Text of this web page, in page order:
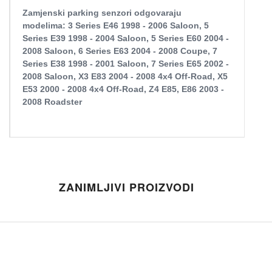
Zamjenski parking senzori odgovaraju
modelima: 3 Series E46 1998 - 2006 Saloon, 5
Series E39 1998 - 2004 Saloon, 5 Series E60 2004 -
2008 Saloon, 6 Series E63 2004 - 2008 Coupe, 7
Series E38 1998 - 2001 Saloon, 7 Series E65 2002 -
2008 Saloon, X3 E83 2004 - 2008 4x4 Off-Road, X5
E53 2000 - 2008 4x4 Off-Road, Z4 E85, E86 2003 -
2008 Roadster
ZANIMLJIVI PROIZVODI